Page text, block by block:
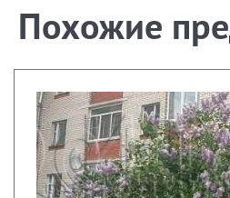
Похожие